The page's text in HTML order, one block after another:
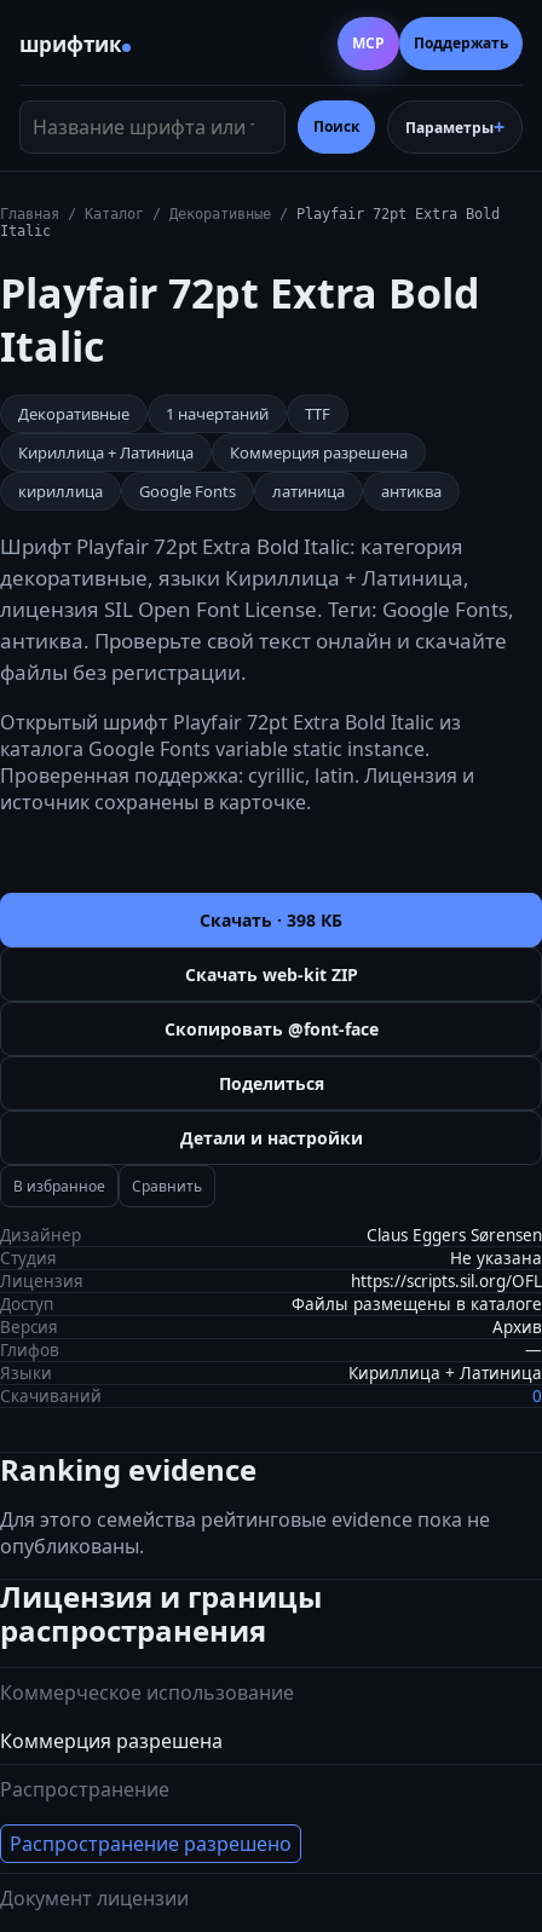
шрифтик
Название шрифта или тег
Поиск Параметры
MCP Поддержать
Главная / Каталог / Декоративные /
Playfair 72pt Extra Bold
Italic
Playfair 72pt Extra Bold
Italic
Декоративные 1 начертаний
TTF
Кириллица + Латиница
Коммерция разрешена
кириллица
Google Fonts латиница антиква
Шрифт Playfair 72pt Extra Bold Italic: категория
декоративные, языки Кириллица + Латиница,
лицензия SIL Open Font License. Теги: Google Fonts,
антиква. Проверьте свой текст онлайн и скачайте
файлы без регистрации.
Открытый шрифт Playfair 72pt Extra Bold Italic из
каталога Google Fonts variable static instance.
Проверенная поддержка: cyrillic, latin. Лицензия и
источник сохранены в карточке.
Скачать · 398 КБ
Скачать web-kit ZIP
Скопировать @font-face
Поделиться
Детали и настройки
В избранное Сравнить
Дизайнер
Claus Eggers Sørensen
Студия
Не указана
Лицензия
https://scripts.sil.org/OFL
Доступ
Файлы размещены в каталоге
Версия
Архив
Глифов
—
Языки
Кириллица + Латиница
Скачиваний
0
Ranking evidence
Для этого семейства рейтинговые evidence пока не
опубликованы.
Лицензия и границы
распространения
Коммерческое использование
Коммерция разрешена
Распространение
Распространение разрешено
Документ лицензии